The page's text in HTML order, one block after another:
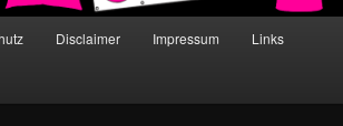
Disclaimer Impressum Links